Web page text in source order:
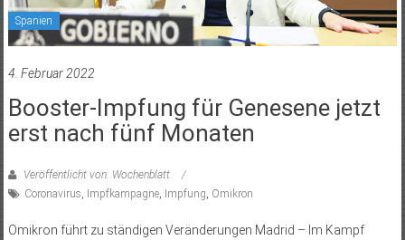
Spanien
4. Februar 2022
Booster-Impfung für Genesene jetzt
erst nach fünf Monaten
Veröffentlicht von: Wochenblatt
Coronavirus Impfkampagne, Impfung Omikron
Omikron führt zu ständigen Veränderungen Madrid – Im Kampf